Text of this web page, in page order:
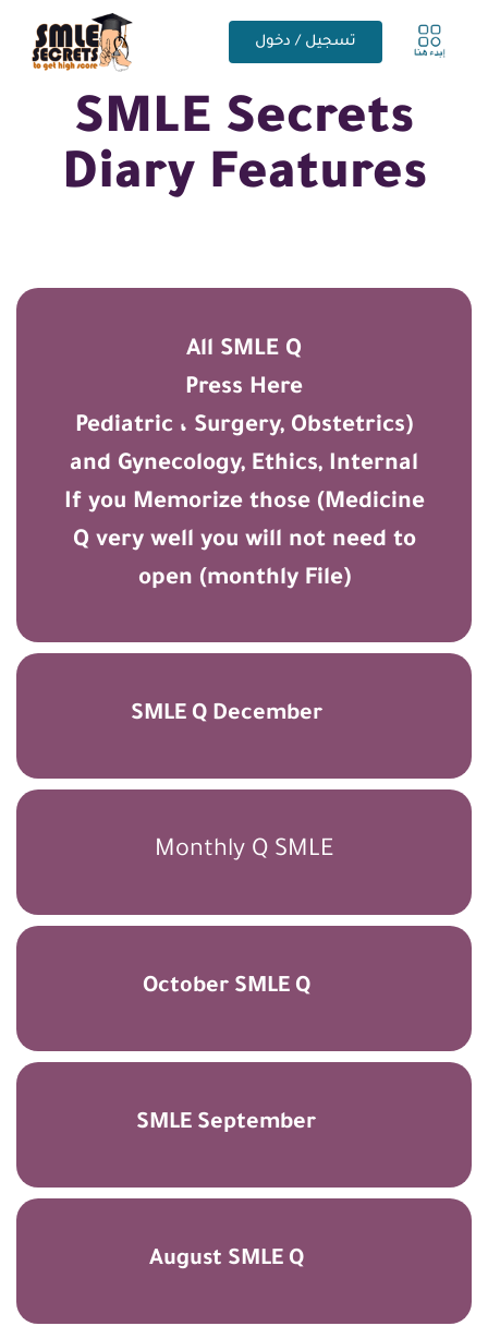
تسجيل / دخول
SMLE Secrets
Diary Features
All SMLE Q
Press Here
(Pediatric ، Surgery, Obstetrics
and Gynecology, Ethics, Internal
Medicine) If you Memorize those
Q very well you will not need to
open (monthly File)
SMLE Q December
Monthly Q SMLE
October SMLE Q
SMLE September
August SMLE Q